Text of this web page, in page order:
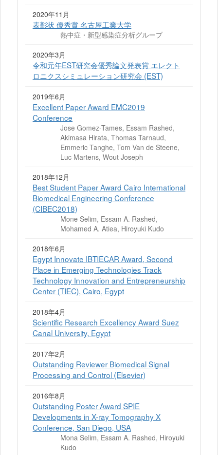
2020年11月
表彰状 優秀賞 名古屋工業大学
熱中症・新型感染症分析グループ
2020年3月
令和元年EST研究会優秀論文発表賞 エレクト
ロニクスシミュレーション研究会 (EST)
2019年6月
Excellent Paper Award EMC2019
Conference
Jose Gomez-Tames, Essam Rashed,
Akimasa Hirata, Thomas Tarnaud,
Emmeric Tanghe, Tom Van de Steene,
Luc Martens, Wout Joseph
2018年12月
Best Student Paper Award Cairo International
Biomedical Engineering Conference
(CIBEC2018)
Mone Selim, Essam A. Rashed,
Mohamed A. Atiea, Hiroyuki Kudo
2018年6月
Egypt Innovate IBTIECAR Award, Second
Place in Emerging Technologies Track
Technology Innovation and Entrepreneurship
Center (TIEC), Cairo, Egypt
2018年4月
Scientific Research Excellency Award Suez
Canal University, Egypt
2017年2月
Outstanding Reviewer Biomedical Signal
Processing and Control (Elsevier)
2016年8月
Outstanding Poster Award SPIE
Developments in X-ray Tomography X
Conference, San Diego, USA
Mona Selim, Essam A. Rashed, Hiroyuki
Kudo